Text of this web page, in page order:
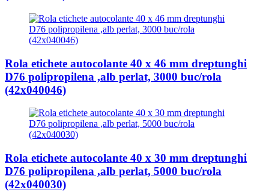
Rola etichete autocolante 40 x 46 mm dreptunghi
D76 polipropilena ,alb perlat, 3000 buc/rola
(42x040046)
Rola etichete autocolante 40 x 30 mm dreptunghi
D76 polipropilena ,alb perlat, 5000 buc/rola
(42x040030)